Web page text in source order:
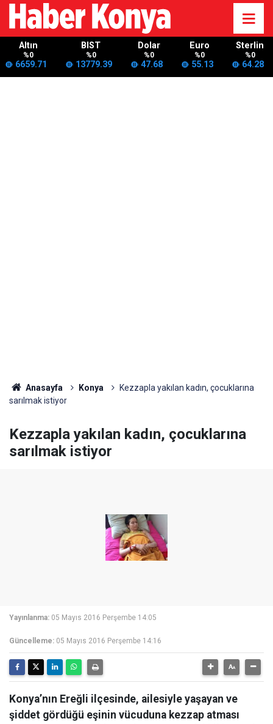
Altın
%0
6659.71
BIST
%0
13779.39
Dolar
%0
47.68
Euro
%0
55.13
Sterlin
%0
64.28
Anasayfa Konya
Kezzapla yakılan kadın, çocuklarına
sarılmak istiyor
Kezzapla yakılan kadın, çocuklarına
sarılmak istiyor
Yayınlanma: 05 Mayıs 2016 Perşembe 14:05
Güncelleme: 05 Mayıs 2016 Perşembe 14:16
Konya’nın Ereğli ilçesinde, ailesiyle yaşayan ve
şiddet gördüğü eşinin vücuduna kezzap atması